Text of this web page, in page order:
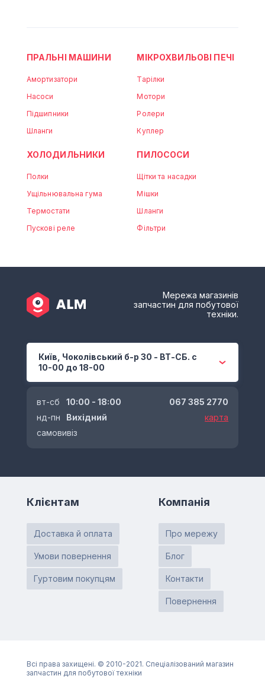
ПРАЛЬНІ МАШИНИ
Амортизатори
Насоси
Підшипники
Шланги
МІКРОХВИЛЬОВІ ПЕЧІ
Тарілки
Мотори
Ролери
Куплер
ХОЛОДИЛЬНИКИ
Полки
Ущільнювальна гума
Термостати
Пускові реле
ПИЛОСОСИ
Щітки та насадки
Мішки
Шланги
Фільтри
Мережа магазинів
запчастин для побутової
техніки.
Київ, Чоколівський б-р 30 - ВТ-СБ. с
10-00 до 18-00
вт-сб
10:00 - 18:00
нд-пн
Вихідний
самовивіз
067 385 2770
карта
Клієнтам
Доставка й оплата
Умови повернення
Гуртовим покупцям
Компанія
Про мережу
Блог
Контакти
Повернення
Всі права захищені. © 2010-2021. Спеціалізований магазин
запчастин для побутової техніки